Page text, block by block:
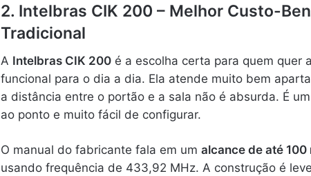
2. Intelbras CIK 200 – Melhor Custo-
Tradicional
A Intelbras CIK 200 é a escolha certa para quem quer
funcional para o dia a dia. Ela atende muito bem
a distância entre o portão e a sala não é absurda. É
ao ponto e muito fácil de configurar.
O manual do fabricante fala em um alcance de até 100
usando frequência de 433,92 MHz. A construção é